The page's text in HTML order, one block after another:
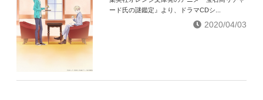
ード氏の謎鑑定』より、ドラマCDシ...
2020/04/03